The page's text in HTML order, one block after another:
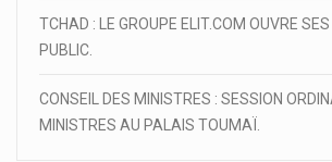
TCHAD : LE GROUPE ELIT.COM OUVRE
PUBLIC.
CONSEIL DES MINISTRES : SESSION
MINISTRES AU PALAIS TOUMAÏ.